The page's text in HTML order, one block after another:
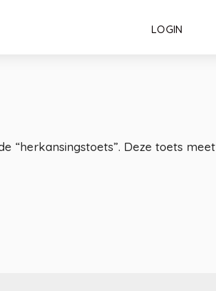
LOGIN
“herkansingstoets”. Deze toets meet